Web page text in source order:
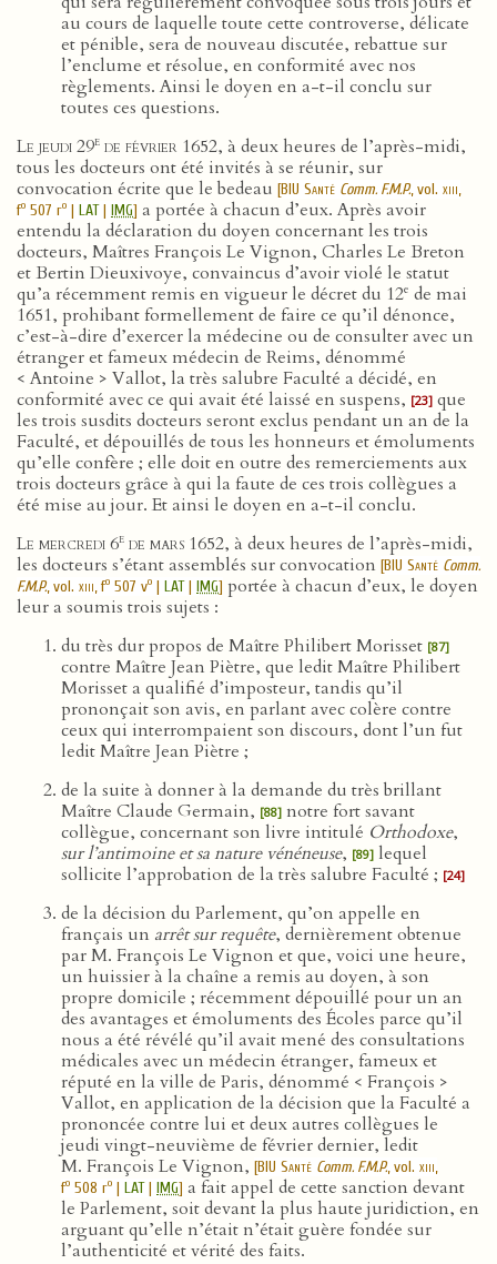
au cours de laquelle toute cette controverse, délicate
et pénible, sera de nouveau discutée, rebattue sur
l’enclume et résolue, en conformité avec nos
règlements. Ainsi le doyen en a-t-il conclu sur
toutes ces questions.
Le jeudi 29e de février 1652, à deux heures de l’après-midi,
tous les docteurs ont été invités à se réunir, sur
convocation écrite que le bedeau [BIU Santé Comm. F.M.P., vol. xiii,
fo 507 ro | LAT| IMG] a portée à chacun d’eux. Après avoir
entendu la déclaration du doyen concernant les trois
docteurs, Maîtres François Le Vignon, Charles Le Breton
et Bertin Dieuxivoye, convaincus d’avoir violé le statut
qu’a récemment remis en vigueur le décret du 12e de mai
1651, prohibant formellement de faire ce qu’il dénonce,
c’est-à-dire d’exercer la médecine ou de consulter avec un
étranger et fameux médecin de Reims, dénommé
< Antoine > Vallot, la très salubre Faculté a décidé, en
conformité avec ce qui avait été laissé en suspens, [23] que
les trois susdits docteurs seront exclus pendant un an de la
Faculté, et dépouillés de tous les honneurs et émoluments
qu’elle confère ; elle doit en outre des remerciements aux
trois docteurs grâce à qui la faute de ces trois collègues a
été mise au jour. Et ainsi le doyen en a-t-il conclu.
Le mercredi 6e de mars 1652, à deux heures de l’après-midi,
les docteurs s’étant assemblés sur convocation [BIU Santé Comm.
F.M.P., vol. xiii, fo 507 vo | LAT| IMG] portée à chacun d’eux, le doyen
leur a soumis trois sujets :
du très dur propos de Maître Philibert Morisset [87]
contre Maître Jean Piètre, que ledit Maître Philibert
Morisset a qualifié d’imposteur, tandis qu’il
prononçait son avis, en parlant avec colère contre
ceux qui interrompaient son discours, dont l’un fut
ledit Maître Jean Piètre ;
de la suite à donner à la demande du très brillant
Maître Claude Germain, [88] notre fort savant
collègue, concernant son livre intitulé Orthodoxe,
sur l’antimoine et sa nature vénéneuse, [89] lequel
sollicite l’approbation de la très salubre Faculté ; [24]
de la décision du Parlement, qu’on appelle en
français un arrêt sur requête, dernièrement obtenue
par M. François Le Vignon et que, voici une heure,
un huissier à la chaîne a remis au doyen, à son
propre domicile ; récemment dépouillé pour un an
des avantages et émoluments des Écoles parce qu’il
nous a été révélé qu’il avait mené des consultations
médicales avec un médecin étranger, fameux et
réputé en la ville de Paris, dénommé < François >
Vallot, en application de la décision que la Faculté a
prononcée contre lui et deux autres collègues le
jeudi vingt-neuvième de février dernier, ledit
M. François Le Vignon, [BIU Santé Comm. F.M.P., vol. xiii,
fo 508 ro | LAT| IMG] a fait appel de cette sanction devant
le Parlement, soit devant la plus haute juridiction, en
arguant qu’elle n’était n’était guère fondée sur
l’authenticité et vérité des faits.